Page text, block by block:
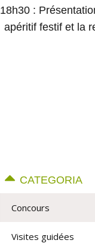
18h30 :
apéritif festif et la
CATEGORIA
Concours
Visites guidées